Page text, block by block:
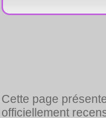
Cette page
officiellement